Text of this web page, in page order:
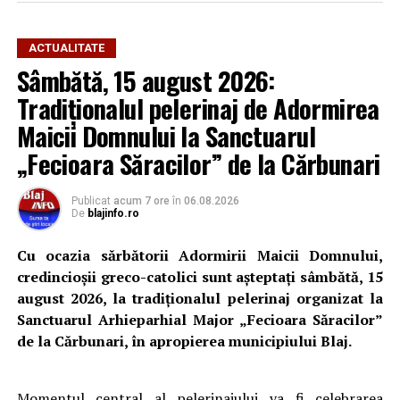
ACTUALITATE
Sâmbătă, 15 august 2026:
Tradiționalul pelerinaj de Adormirea
Maicii Domnului la Sanctuarul
„Fecioara Săracilor” de la Cărbunari
Publicat acum 7 ore în 06.08.2026
De blajinfo.ro
Cu ocazia sărbătorii Adormirii Maicii Domnului,
credincioșii greco-catolici sunt așteptați sâmbătă, 15
august 2026, la tradiționalul pelerinaj organizat la
Sanctuarul Arhieparhial Major „Fecioara Săracilor”
de la Cărbunari, în apropierea municipiului Blaj.